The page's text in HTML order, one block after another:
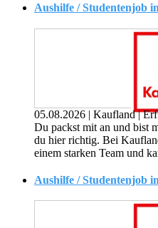
05.08.2026 | Kaufland|
Du packst mit an und bist
du hier richtig. Bei
einem starken Team und